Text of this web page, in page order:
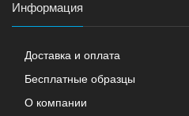
Информация
Доставка и оплата
Бесплатные образцы
О компании